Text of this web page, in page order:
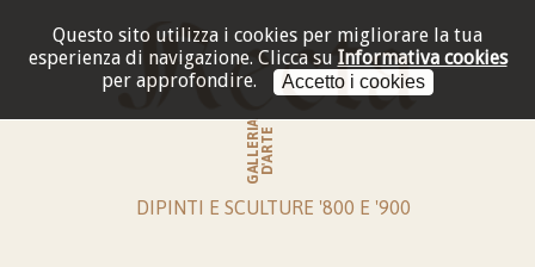
Questo sito utilizza i cookies per migliorare la tua
esperienza di navigazione. Clicca su Informativa cookies
per approfondire.
Accetto i cookies
GALLERIAD'ARTE
DIPINTI E SCULTURE '800 E '900